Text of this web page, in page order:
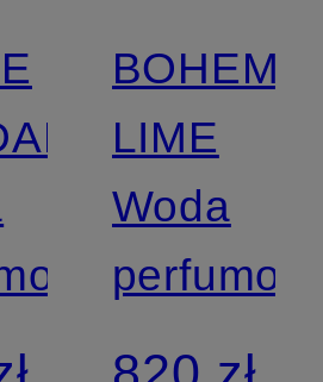
BANKS
LIME
Woda